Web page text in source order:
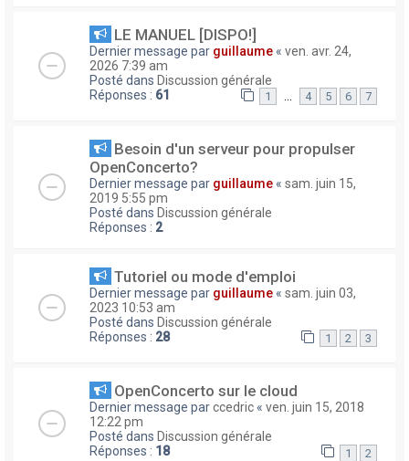
LE MANUEL [DISPO!]
Dernier message par guillaume « ven. avr. 24,
2026 7:39 am
Posté dans Discussion générale
Réponses : 61 1 … 4 5 6 7
Besoin d'un serveur pour propulser
OpenConcerto?
Dernier message par guillaume « sam. juin 15,
2019 5:55 pm
Posté dans Discussion générale
Réponses : 2
Tutoriel ou mode d'emploi
Dernier message par guillaume « sam. juin 03,
2023 10:53 am
Posté dans Discussion générale
Réponses : 28 1 2 3
OpenConcerto sur le cloud
Dernier message parccedric « ven. juin 15, 2018
12:22 pm
Posté dans Discussion générale
Réponses : 18 1 2